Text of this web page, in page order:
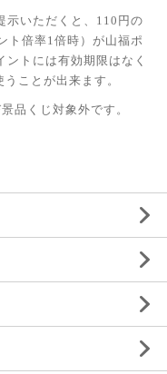
示いただくと、110円の
ト倍率1倍時）が山福ポ
トには有効期限はなく
ことが出来ます。
品くじ対象外です。